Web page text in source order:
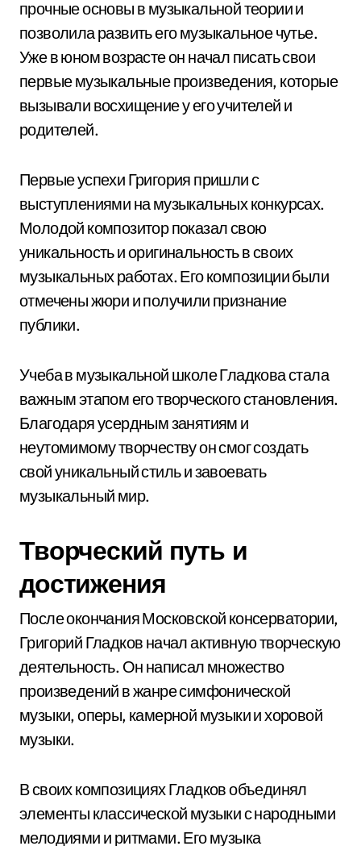
прочные основы в музыкальной теории и
позволила развить его музыкальное чутье.
Уже в юном возрасте он начал писать свои
первые музыкальные произведения, которые
вызывали восхищение у его учителей и
родителей.
Первые успехи Григория пришли с
выступлениями на музыкальных конкурсах.
Молодой композитор показал свою
уникальность и оригинальность в своих
музыкальных работах. Его композиции были
отмечены жюри и получили признание
публики.
Учеба в музыкальной школе Гладкова стала
важным этапом его творческого становления.
Благодаря усердным занятиям и
неутомимому творчеству он смог создать
свой уникальный стиль и завоевать
музыкальный мир.
Творческий путь и
достижения
После окончания Московской консерватории,
Григорий Гладков начал активную творческую
деятельность. Он написал множество
произведений в жанре симфонической
музыки, оперы, камерной музыки и хоровой
музыки.
В своих композициях Гладков объединял
элементы классической музыки с народными
мелодиями и ритмами. Его музыка